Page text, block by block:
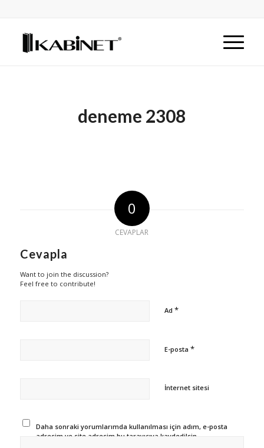
deneme 2308
0
CEVAPLAR
Cevapla
Want to join the discussion?
Feel free to contribute!
Ad *
E-posta *
İnternet sitesi
Daha sonraki yorumlarımda kullanılması için adım, e-posta
adresim ve site adresim bu tarayıcıya kaydedilsin.